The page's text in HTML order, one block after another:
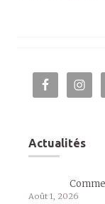
Actualités
Août 1, 2026